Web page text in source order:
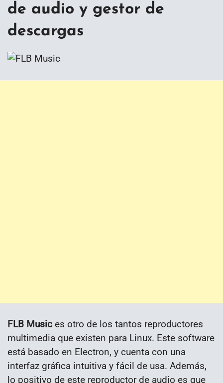
de audio y gestor de
descargas
FLB Music es otro de los tantos reproductores
multimedia que existen para Linux. Este software
está basado en Electron, y cuenta con una
interfaz gráfica intuitiva y fácil de usa. Además,
lo positivo de este reproductor de audio es que